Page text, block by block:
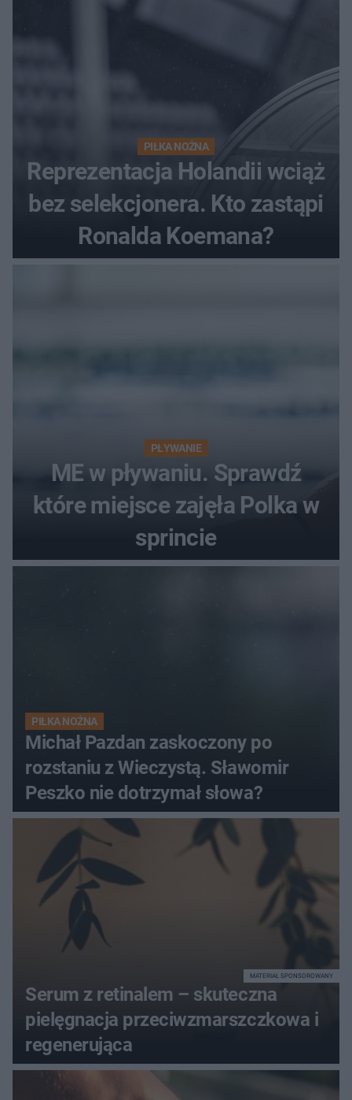
PIŁKA NOŻNA
Reprezentacja Holandii wciąż
bez selekcjonera. Kto zastąpi
Ronalda Koemana?
PŁYWANIE
ME w pływaniu. Sprawdź
które miejsce zajęła Polka w
sprincie
PIŁKA NOŻNA
Michał Pazdan zaskoczony po
rozstaniu z Wieczystą. Sławomir
Peszko nie dotrzymał słowa?
Serum z retinalem – skuteczna
pielęgnacja przeciwzmarszczkowa i
regenerująca
MATERIAŁ SPONSOROWANY